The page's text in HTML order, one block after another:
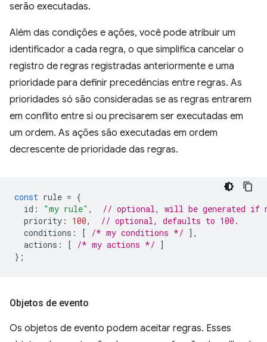
serão executadas.
Além das condições e ações, você pode atribuir um
identificador a cada regra, o que simplifica cancelar o
registro de regras registradas anteriormente e uma
prioridade para definir precedências entre regras. As
prioridades só são consideradas se as regras entrarem
em conflito entre si ou precisarem ser executadas em
um ordem. As ações são executadas em ordem
decrescente de prioridade das regras.
const rule = {
id : "my rule" ,
// optional, will be generated if
priority : 100,
// optional, defaults to 100.
conditions : [ /* my conditions */ ],
actions : [ /* my actions */ ]
};
Objetos de evento
Os objetos de evento podem aceitar regras. Esses